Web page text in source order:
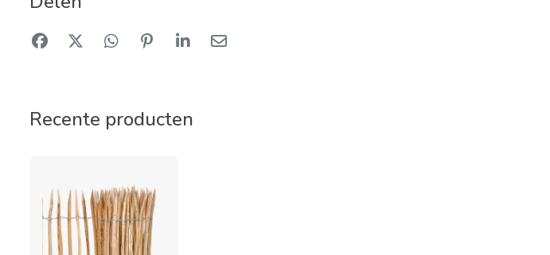
Recente producten